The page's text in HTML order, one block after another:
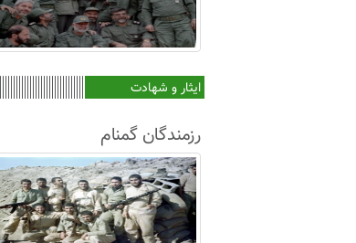
ایثار و شهادت
رزمندگان گمنام